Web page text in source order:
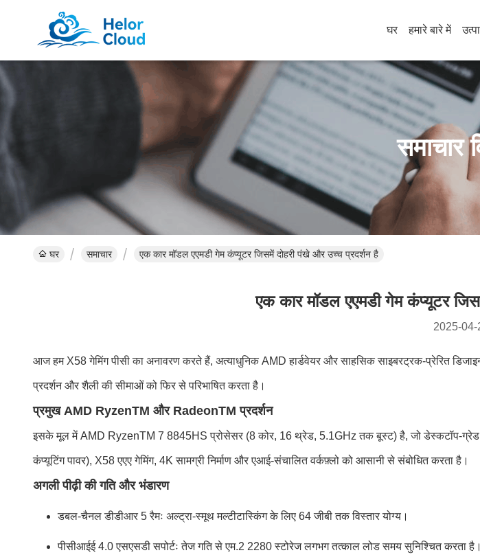
घर हमारे बारे में
समाचार
घर समाचार एक कार मॉडल एएमडी गेम कंप्यूटर जिसमें दोहरी पंखे और उच्च प्रदर्शन है
एक कार मॉडल एएमडी गेम कंप्यूटर
2025-04-
आज हम X58 गेमिंग पीसी का अनावरण करते हैं, अत्याधुनिक AMD हार्डवेयर और साहसिक साइबरट्रक-प्रेरित
प्रदर्शन और शैली की सीमाओं को फिर से परिभाषित करता है।
प्रमुख AMD RyzenTM और RadeonTM प्रदर्शन
इसके मूल में AMD RyzenTM 7 8845HS प्रोसेसर (8 कोर, 16 थ्रेड, 5.1GHz तक बूस्ट) है, जो डेस्कटॉप-ग्रेड
कंप्यूटिंग पावर), X58 एएए गेमिंग, 4K सामग्री निर्माण और एआई-संचालित वर्कफ़्लो को आसानी से संबोधित करता है।
अगली पीढ़ी की गति और भंडारण
डबल-चैनल डीडीआर 5 रैमः अल्ट्रा-स्मूथ मल्टीटास्किंग के लिए 64 जीबी तक विस्तार योग्य।
पीसीआईई 4.0 एसएसडी सपोर्टः तेज गति से एम.2 2280 स्टोरेज लगभग तत्काल लोड समय सुनिश्चित करता है।